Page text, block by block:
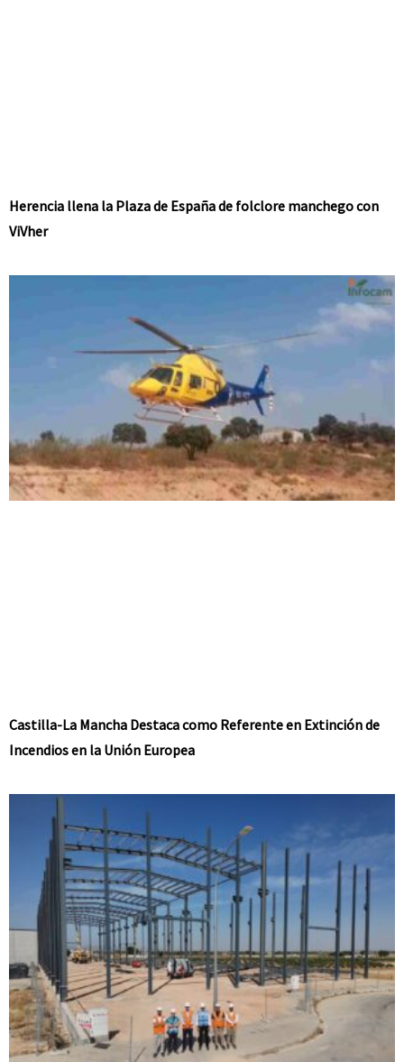
Herencia llena la Plaza de España de folclore manchego con
ViVher
Castilla-La Mancha Destaca como Referente en Extinción de
Incendios en la Unión Europea